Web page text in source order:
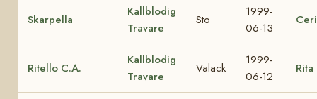
Skarpella
Kallblodig
Travare
Sto
1999-
06-13
Ritello C.A.
Kallblodig
Travare
Valack
1999-
06-12